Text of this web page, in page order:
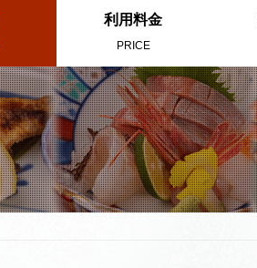
利用料金
PRICE